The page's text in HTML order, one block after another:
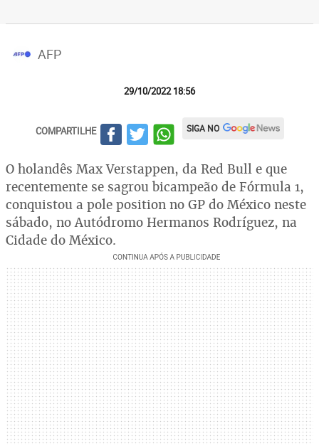
AFP
29/10/2022 18:56
COMPARTILHE SIGA NO
O holandês Max Verstappen, da Red Bull e que
recentemente se sagrou bicampeão de Fórmula 1,
conquistou a pole position no GP do México neste
sábado, no Autódromo Hermanos Rodríguez, na
Cidade do México.